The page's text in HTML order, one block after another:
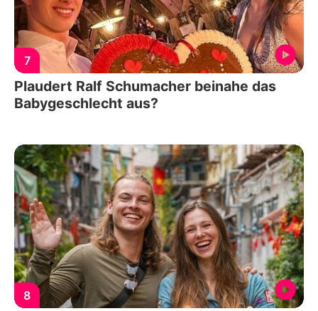
7
Plaudert Ralf Schumacher beinahe das
Babygeschlecht aus?
8